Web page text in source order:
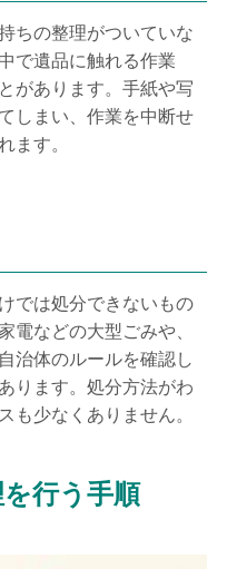
ちの整理がついていな
で遺品に触れる作業
があります。手紙や写
しまい、作業を中断せ
ます。
では処分できないもの
電などの大型ごみや、
治体のルールを確認し
ります。処分方法がわ
も少なくありません。
行う手順